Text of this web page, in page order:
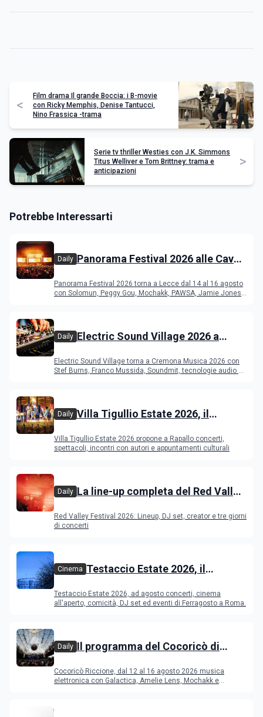
<
Film drama Il grande Boccia: i B-movie
con Ricky Memphis, Denise Tantucci,
Nino Frassica -trama
Serie tv thriller Westies con J.K. Simmons
Titus Welliver e Tom Brittney: trama e
anticipazioni
>
Potrebbe Interessarti
Daily Panorama Festival 2026 alle Cave
programma
Panorama Festival 2026 torna a Lecce dal 14 al 16 agosto
con Solomun, Peggy Gou, Mochakk, PAWSA, Jamie Jones
Daily Electric Sound Village 2026 a
Young Band Contest, il programma
Electric Sound Village torna a Cremona Musica 2026 con
Stef Burns, Franco Mussida, Soundmit, tecnologie audio e
Daily Villa Tigullio Estate 2026, il
Villa Tigullio Estate 2026 propone a Rapallo concerti,
spettacoli, incontri con autori e appuntamenti culturali
Daily La line-up completa del Red Valley
Red Valley Festival 2026: Lineup, DJ set, creator e tre giorni
di concerti
Cinema Testaccio Estate 2026, il
Ferragosto
Testaccio Estate 2026, ad agosto concerti, cinema
all'aperto, comicità, DJ set ed eventi di Ferragosto a Roma.
Daily Il programma del Cocoricò di
Cocoricò Riccione, dal 12 al 16 agosto 2026 musica
elettronica con Galactica, Amelie Lens, Mochakk e